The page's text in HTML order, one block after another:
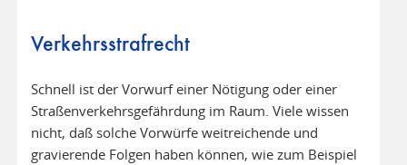
Verkehrsstrafrecht
Schnell ist der Vorwurf einer Nötigung oder einer
Straßenverkehrsgefährdung im Raum. Viele wissen
nicht, daß solche Vorwürfe weitreichende und
gravierende Folgen haben können, wie zum Beispiel